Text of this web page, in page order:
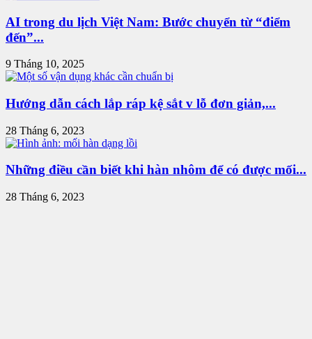
AI trong du lịch Việt Nam: Bước chuyển từ “điểm
đến”...
9 Tháng 10, 2025
Hướng dẫn cách lắp ráp kệ sắt v lỗ đơn giản,...
28 Tháng 6, 2023
Những điều cần biết khi hàn nhôm để có được mối...
28 Tháng 6, 2023